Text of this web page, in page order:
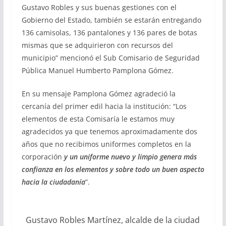
Gustavo Robles y sus buenas gestiones con el
Gobierno del Estado, también se estarán entregando
136 camisolas, 136 pantalones y 136 pares de botas
mismas que se adquirieron con recursos del
municipio” mencionó el Sub Comisario de Seguridad
Pública Manuel Humberto Pamplona Gómez.
En su mensaje Pamplona Gómez agradeció la
cercanía del primer edil hacia la institución: “Los
elementos de esta Comisaría le estamos muy
agradecidos ya que tenemos aproximadamente dos
años que no recibimos uniformes completos en la
corporación y un uniforme nuevo y limpio genera más
confianza en los elementos y sobre todo un buen aspecto
hacia la ciudadanía”.
Gustavo Robles Martínez, alcalde de la ciudad